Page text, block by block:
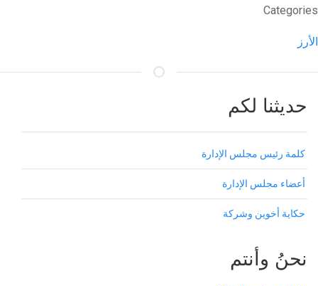
Categories
الأرز
حديثنا لكم
كلمة رئيس مجلس الإدارة
أعضاء مجلس الإدارة
حكاية أخوين وشركة
نحنُ وأنتم